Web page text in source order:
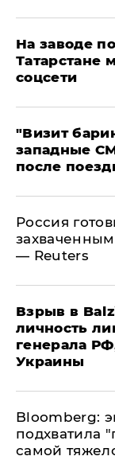
На заводе
Татарстане
соцсети
"Визит
западные
после
​Россия
— Reuters
​Взрыв в
личность
генерала
Украины
Bloomberg:
подхватила
самой